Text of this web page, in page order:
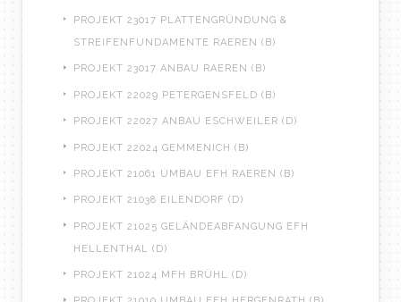
PROJEKT 23017 PLATTENGRÜNDUNG &
STREIFENFUNDAMENTE RAEREN (B)
PROJEKT 23017 ANBAU RAEREN (B)
PROJEKT 22029 PETERGENSFELD (B)
PROJEKT 22027 ANBAU ESCHWEILER (D)
PROJEKT 22024 GEMMENICH (B)
PROJEKT 21061 UMBAU EFH RAEREN (B)
PROJEKT 21038 EILENDORF (D)
PROJEKT 21025 GELÄNDEABFANGUNG EFH
HELLENTHAL (D)
PROJEKT 21024 MFH BRÜHL (D)